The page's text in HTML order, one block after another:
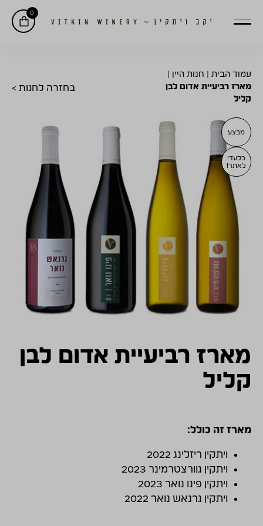
0
עמוד הבית חנות היין
מארז רביעיית אדום לבן
קליל
בחזרה לחנות >
מבצע
בלעדי
לאתר!
מארז רביעיית אדום לבן
קליל
מארז זה כולל:
ויתקין ריזלינג 2022
ויתקין גוורצטרמינר 2023
ויתקין פינו נואר 2023
ויתקין גרנאש נואר 2022